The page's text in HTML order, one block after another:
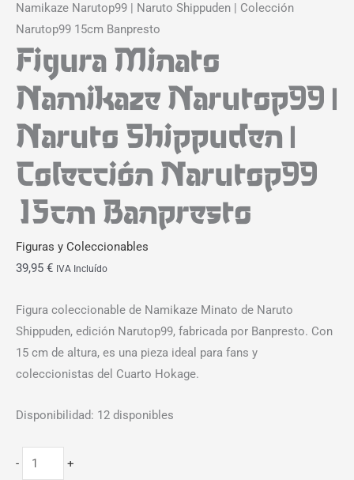
Namikaze Narutop99 | Naruto Shippuden | Colección
Narutop99 15cm Banpresto
Figura Minato
Namikaze Narutop99 |
Naruto Shippuden |
Colección Narutop99
15cm Banpresto
Figuras y Coleccionables
39,95 € IVA Incluído
Figura coleccionable de Namikaze Minato de Naruto
Shippuden, edición Narutop99, fabricada por Banpresto. Con
15 cm de altura, es una pieza ideal para fans y
coleccionistas del Cuarto Hokage.
Disponibilidad: 12 disponibles
- +